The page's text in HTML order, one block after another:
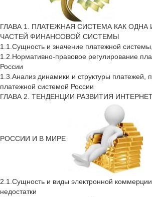
ГЛАВА 1. ПЛАТЕЖНАЯ СИСТЕМА КАК
ЧАСТЕЙ ФИНАНСОВОЙ СИСТЕМЫ
1.1.Сущность и значение платежной
1.2.Нормативно-правовое регулирование
России
1.3.Анализ динамики и структуры платежей,
платежной системой России
ГЛАВА 2. ТЕНДЕНЦИИ РАЗВИТИЯ
РОССИИ И В МИРЕ
2.1.Сущность и виды электронной
недостатки